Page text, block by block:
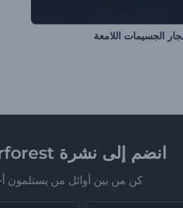
الجسيمات اللامعة
انضم إلى نشرة Renderforest الإخبارية
كن من بين أوائل من يستلمون